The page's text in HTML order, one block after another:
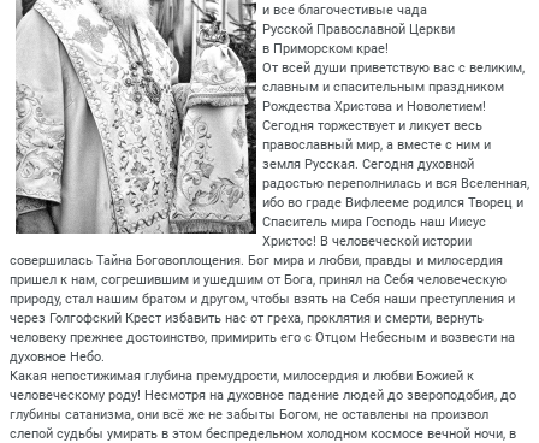
и все благочестивые чада
Русской Православной Церкви
в Приморском крае!
От всей души приветствую вас с великим,
славным и спасительным праздником
Рождества Христова и Новолетием!
Сегодня торжествует и ликует весь
православный мир, а вместе с ним и
земля Русская. Сегодня духовной
радостью переполнилась и вся Вселенная,
ибо во граде Вифлееме родился Творец и
Спаситель мира Господь наш Иисус
Христос! В человеческой истории
совершилась Тайна Боговоплощения. Бог мира и любви, правды и милосердия
пришел к нам, согрешившим и ушедшим от Бога, принял на Себя человеческую
природу, стал нашим братом и другом, чтобы взять на Себя наши преступления и
через Голгофский Крест избавить нас от греха, проклятия и смерти, вернуть
человеку прежнее достоинство, примирить его с Отцом Небесным и возвести на
духовное Небо.
Какая непостижимая глубина премудрости, милосердия и любви Божией к
человеческому роду! Несмотря на духовное падение людей до звероподобия, до
глубины сатанизма, они всё же не забыты Богом, не оставлены на произвол
слепой судьбы умирать в этом беспредельном холодном космосе вечной ночи, в